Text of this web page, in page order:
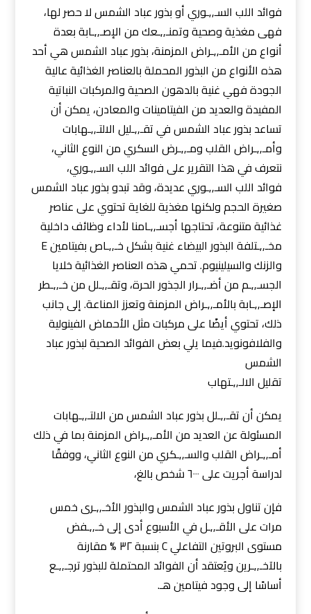
فوائد اللب السـ,,ـوري أو بذور عباد الشمس لا حصر لها،
فهى مغذية وصحية وتمنـ,,ـعك من الإصـ,,ـابة بعدة
أنواع من الأمـ,,ـراض المزمنة، بذور عباد الشمس هي أحد
هذه الأنواع من البذور المحملة بالعناصر الغذائية عالية
الجودة فهي غنية بالدهون الصحية والمركبات النباتية
المفيدة والعديد من الفيتامينات والمعادن، يمكن أن
تساعد بذور عباد الشمس في تقـ,,ـليل الالتـ,,ـهابات
وأمـ,,ـراض القلب ومـ,,ـرض السكري من النوع الثاني،
نتعرف في هذا التقرير على فوائد اللب السـ,,ـوري،
فوائد اللب السـ,,ـوري عديدة، وقد تبدو بذور عباد الشمس
صغيرة الحجم ولكنها مغذية للغاية تحتوي على عناصر
غذائية متنوعة، تحتاجها أجسـ,,ـامنا لأداء وظائف داخلية
مخـ,,ـتلفة البذور البيضاء غنية بشكل خـ,,ـاص بفيتامين E
والزنك والسيلينيوم. تحمي هذه العناصر الغذائية خلايا
الجسـ,,ـم من أضـ,,ـرار الجذور الحرة، وتقـ,,ـلل من خـ,,ـطر
الإصـ,,ـابة بالأمـ,,ـراض المزمنة وتعزز المناعة. إلى جانب
ذلك، تحتوي أيضًا على مركبات مثل الأحماض الفينولية
والفلافونويد.فيما يلي بعض الفوائد الصحية لبذور عباد
الشمس
تقليل الالـ,,ـتهاب
يمكن أن تقـ,,ـلل بذور عباد الشمس من الالتـ,,ـهابات
المسئولة عن العديد من الأمـ,,ـراض المزمنة بما في ذلك
أمـ,,ـراض القلب والسـ,,ـكري من النوع الثاني، ووفقًا
لدراسة أجريت على ٦٠٠٠ شخص بالغ،
فإن تناول بذور عباد الشمس والبذور الأخـ,,ـرى خمس
مرات على الأقـ,,ـل في الأسبوع أدى إلى خـ,,ـفض
مستوى البروتين التفاعلي C بنسبة ٣٢ % مقارنة
بالآخـ,,ـرين ويُعتقد أن الفوائد المحتملة للبذور ترجـ,,ـع
أساسًا إلى وجود فيتامين هـ.